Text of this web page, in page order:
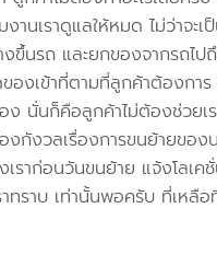
านเราดูแลให้หมด ไม่ว่าจะเ
ขึ้นรถ และยกของจากรถไป
งเข้าที่ตามที่ลูกค้าต้องการ
นั่นก็คือลูกค้าไม่ต้องช่วยเ
งกังวลเรื่องการขนย้ายของ
เราก่อนวันขนย้าย แจ้งโลเค
าทราบ เท่านั้นพอครับ ที่เหลือ